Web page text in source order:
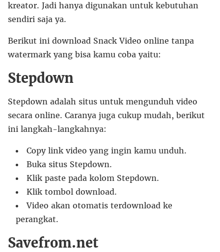
kreator. Jadi hanya digunakan untuk kebutuhan
sendiri saja ya.
Berikut ini download Snack Video online tanpa
watermark yang bisa kamu coba yaitu:
Stepdown
Stepdown adalah situs untuk mengunduh video
secara online. Caranya juga cukup mudah, berikut
ini langkah-langkahnya:
Copy link video yang ingin kamu unduh.
Buka situs Stepdown.
Klik paste pada kolom Stepdown.
Klik tombol download.
Video akan otomatis terdownload ke
perangkat.
Savefrom.net